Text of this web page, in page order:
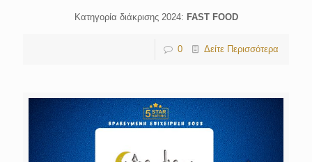
Κατηγορία διάκρισης 2024: FAST FOOD
0 Δείτε Περισσότερα